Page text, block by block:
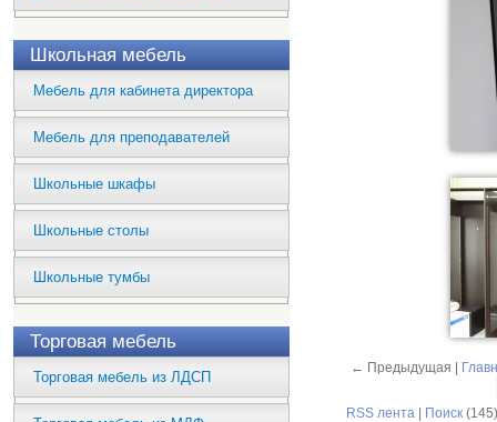
Школьная мебель
Мебель для кабинета директора
Мебель для преподавателей
Школьные шкафы
Школьные столы
Школьные тумбы
Торговая мебель
Торговая мебель из ЛДСП
← Предыдущая |
RSS лента Поиск